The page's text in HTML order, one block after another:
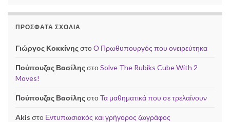
ΠΡΌΣΦΑΤΑ ΣΧΌΛΙΑ
Γιώργος ΚοκκίνηςστοΟ Πρωθυπουργός που ονειρεύτηκα
Πούπουζας ΒασίληςστοSolve The Rubiks Cube With 2
Moves!
Πούπουζας ΒασίληςστοΤα μαθηματικά που σε τρελαίνουν
Akis στο Εντυπωσιακός και γρήγορος ζωγράφος